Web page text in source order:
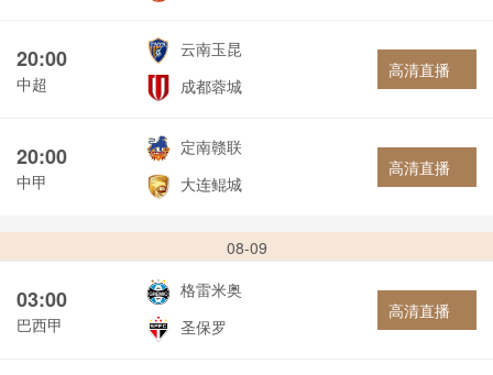
20:00
中超
云南玉昆
成都蓉城
高清直播
20:00
中甲
定南赣联
大连鲲城
高清直播
08-09
03:00
巴西甲
格雷米奥
圣保罗
高清直播